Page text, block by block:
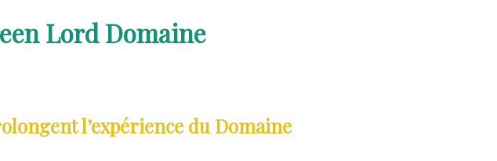
Lord Domaine
l’expérience du Domaine